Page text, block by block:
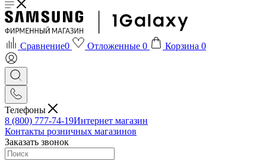
Сравнение0 Отложенные 0 Корзина 0
Телефоны
8 (800) 777-74-19Интернет магазин
Контакты розничных магазинов
Заказать звонок